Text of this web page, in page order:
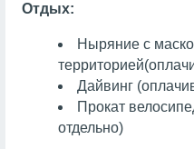
Отдых:
Ныряние с
территорией
Дайвинг
Прокат
отдельно)